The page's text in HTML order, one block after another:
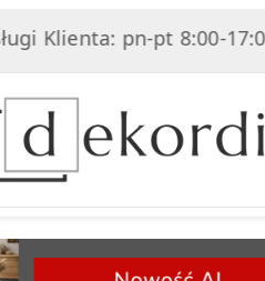
Klienta: pn-pt 8:00-17:00,